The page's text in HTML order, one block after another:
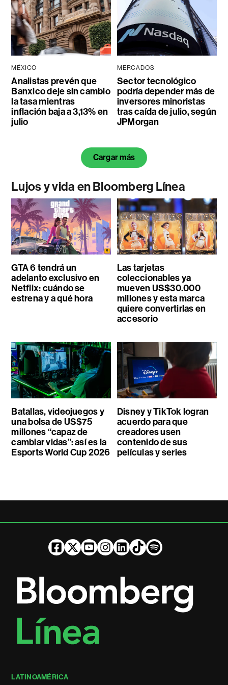
MÉXICO
Analistas prevén que
Banxico deje sin cambio
la tasa mientras
inflación baja a 3,13% en
julio
MERCADOS
Sector tecnológico
podría depender más de
inversores minoristas
tras caída de julio, según
JPMorgan
Cargar más
Lujos y vida en Bloomberg Línea
GTA 6 tendrá un
adelanto exclusivo en
Netflix: cuándo se
estrena y a qué hora
Las tarjetas
coleccionables ya
mueven US$30.000
millones y esta marca
quiere convertirlas en
accesorio
Batallas, videojuegos y
una bolsa de US$75
millones “capaz de
cambiar vidas”: así es la
Esports World Cup 2026
Disney y TikTok logran
acuerdo para que
creadores usen
contenido de sus
películas y series
LATINOAMÉRICA